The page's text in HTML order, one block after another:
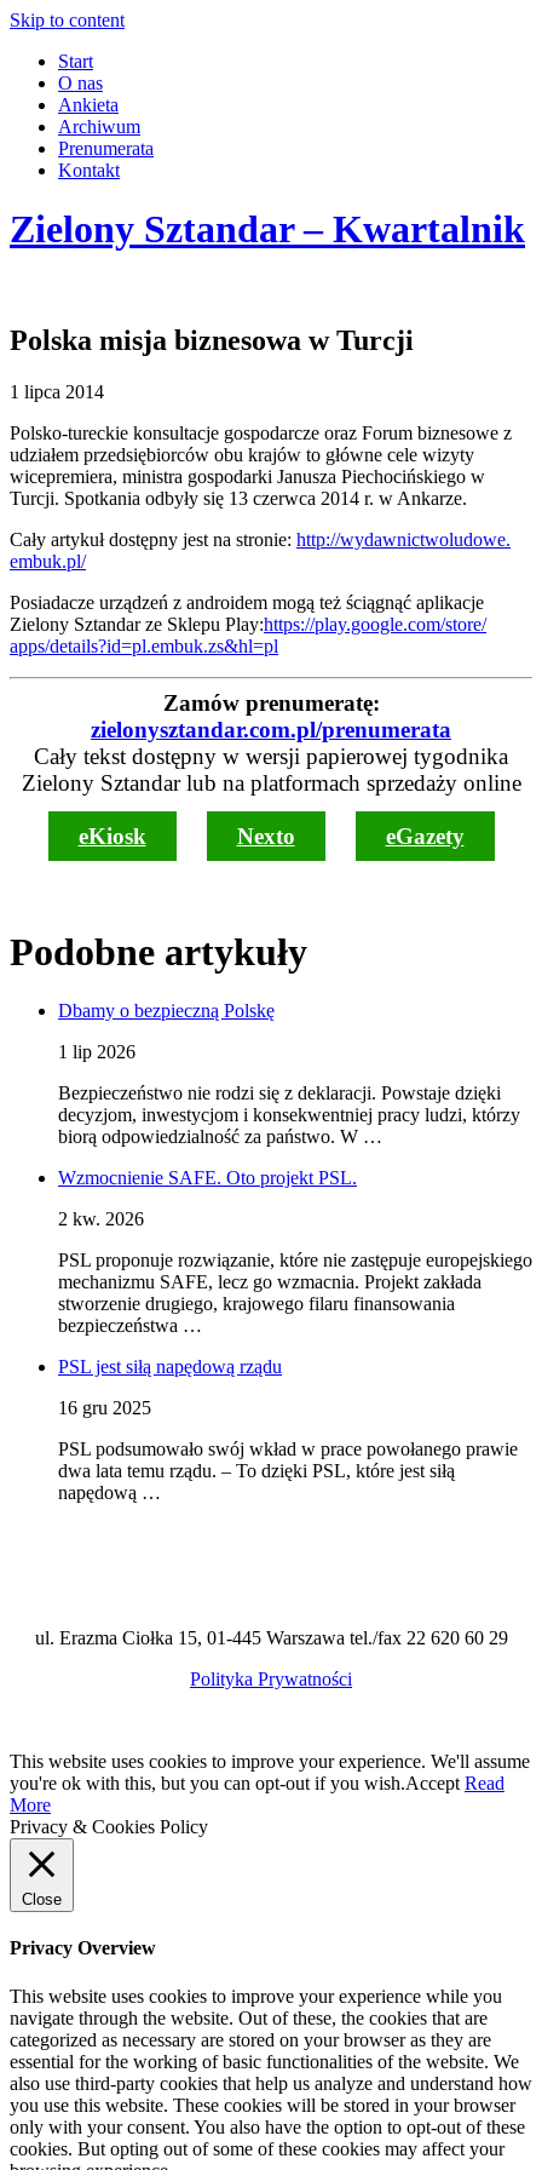
Skip to content
Start
O nas
Ankieta
Archiwum
Prenumerata
Kontakt
Zielony Sztandar – Kwartalnik
Polska misja biznesowa w Turcji
1 lipca 2014
Polsko-tureckie konsultacje gospodarcze oraz Forum biznesowe z
udziałem przedsiębiorców obu krajów to główne cele wizyty
wicepremiera, ministra gospodarki Janusza Piechocińskiego w
Turcji. Spotkania odbyły się 13 czerwca 2014 r. w Ankarze.
Cały artykuł dostępny jest na stronie: http://wydawnictwoludowe.
embuk.pl/
Posiadacze urządzeń z androidem mogą też ściągnąć aplikacje
Zielony Sztandar ze Sklepu Play:https://play.google.com/store/
apps/details?id=pl.embuk.zs&hl=pl
Zamów prenumeratę:
zielonysztandar.com.pl/prenumerata
Cały tekst dostępny w wersji papierowej tygodnika
Zielony Sztandar lub na platformach sprzedaży online
eKiosk Nexto eGazety
Podobne artykuły
Dbamy o bezpieczną Polskę
1 lip 2026
Bezpieczeństwo nie rodzi się z deklaracji. Powstaje dzięki
decyzjom, inwestycjom i konsekwentniej pracy ludzi, którzy
biorą odpowiedzialność za państwo. W …
Wzmocnienie SAFE. Oto projekt PSL.
2 kw. 2026
PSL proponuje rozwiązanie, które nie zastępuje europejskiego
mechanizmu SAFE, lecz go wzmacnia. Projekt zakłada
stworzenie drugiego, krajowego filaru finansowania
bezpieczeństwa …
PSL jest siłą napędową rządu
16 gru 2025
PSL podsumowało swój wkład w prace powołanego prawie
dwa lata temu rządu. – To dzięki PSL, które jest siłą
napędową …
ul. Erazma Ciołka 15, 01-445 Warszawa tel./fax 22 620 60 29
Polityka Prywatności
This website uses cookies to improve your experience. We'll assume
you're ok with this, but you can opt-out if you wish.Accept Read
More
Privacy & Cookies Policy
Close
Privacy Overview
This website uses cookies to improve your experience while you
navigate through the website. Out of these, the cookies that are
categorized as necessary are stored on your browser as they are
essential for the working of basic functionalities of the website. We
also use third-party cookies that help us analyze and understand how
you use this website. These cookies will be stored in your browser
only with your consent. You also have the option to opt-out of these
cookies. But opting out of some of these cookies may affect your